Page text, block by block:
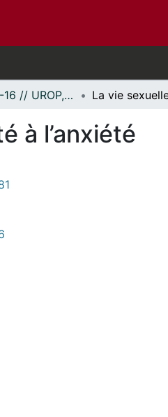
PIRPC, 2015-16 // UROP, 2015-16
à l’anxiété